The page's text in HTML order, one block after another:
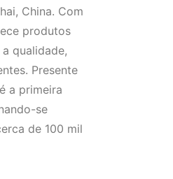
China. Com
produtos
qualidade,
Presente
a primeira
se
de 100 mil